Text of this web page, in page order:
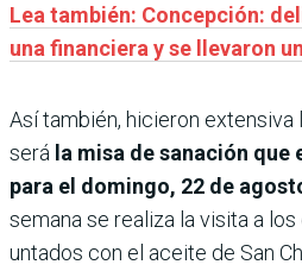
Lea también: Concepción:
una financiera y se llevaron
Así también, hicieron extensiva
será la misa de sanación que
para el domingo, 22 de
semana se realiza la visita a
untados con el aceite de San